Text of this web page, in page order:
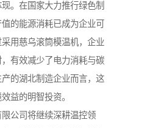
。在国家大力推行绿色制
的能源消耗已成为企业可
用慈乌滚筒模温机，企业
有效减少了电力消耗与碳
的湖北制造企业而言，这
益的明智投资。
公司将继续深耕温控领